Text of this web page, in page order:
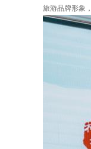
旅游品牌形象